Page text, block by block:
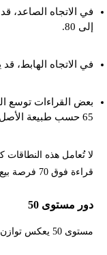
إلى 80.
في الاتجاه الهابط، قد
65 حسب طبيعة الأصل وقوة الاتجاه.
لا تُعامل هذه النطاقات
قراءة فوق 70 فرصة بيع، أو كل قراءة تحت 30 فرصة شراء.
دور مستوى 50
مستوى 50 يعكس توازن متوسط المكاسب والخسائر: